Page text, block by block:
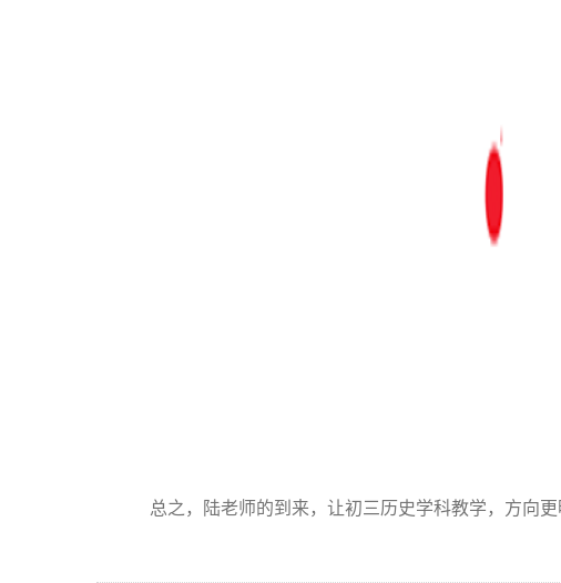
总之，陆老师的到来，让初三历史学科教学，方向更